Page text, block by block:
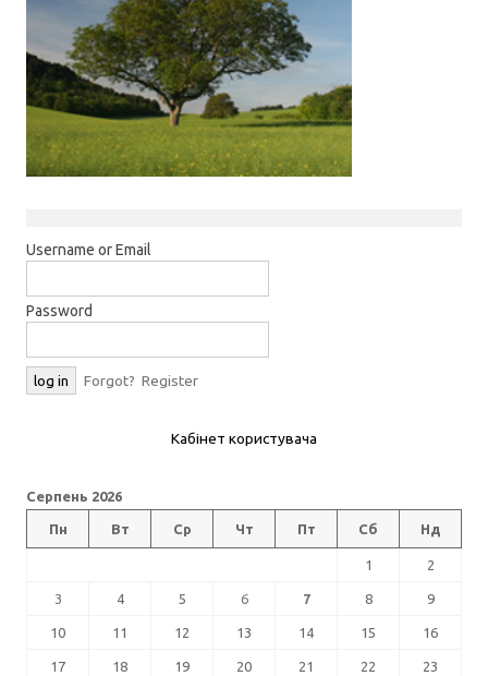
Username or Email
Password
Forgot? Register
Кабінет користувача
Серпень 2026
Пн Вт Ср Чт Пт Сб Нд
1 2
3 4 5 6 7 8 9
10 11 12 13 14 15 16
17 18 19 20 21 22 23